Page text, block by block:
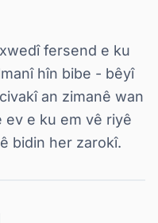
fersend e ku
hîn bibe - bêyî
an zimanê wan
ev e ku em vê riyê
bidin her zarokî.